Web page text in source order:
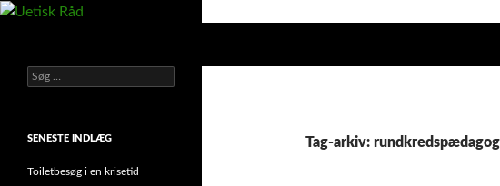
Hop
Tag-arkiv:
din stemme i et sygt, sygt samfund!
Søg
efter:
SENESTE INDLÆG
Toiletbesøg i en krisetid